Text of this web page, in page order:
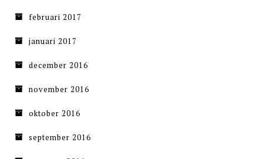
februari 2017
januari 2017
december 2016
november 2016
oktober 2016
september 2016